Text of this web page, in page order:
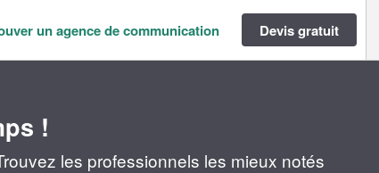
un agence de communication Devis gratuit
!
les professionnels les mieux notés